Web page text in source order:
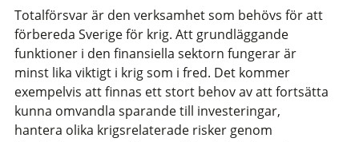
Totalförsvar är den verksamhet som behövs för att
förbereda Sverige för krig. Att grundläggande
funktioner i den finansiella sektorn fungerar är
minst lika viktigt i krig som i fred. Det kommer
exempelvis att finnas ett stort behov av att fortsätta
kunna omvandla sparande till investeringar,
hantera olika krigsrelaterade risker genom